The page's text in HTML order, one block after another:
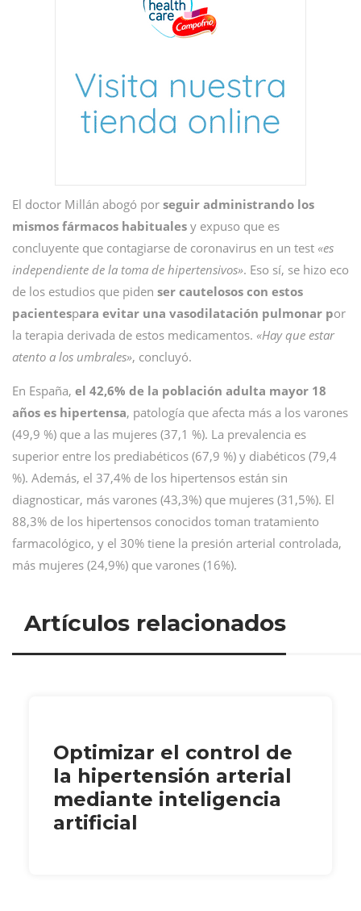
El doctor Millán abogó por seguir administrando los
mismos fármacos habituales y expuso que es
concluyente que contagiarse de coronavirus en un test «es
independiente de la toma de hipertensivos». Eso sí, se hizo eco
de los estudios que piden ser cautelosos con estos
pacientespara evitar una vasodilatación pulmonar por
la terapia derivada de estos medicamentos. «Hay que estar
atento a los umbrales», concluyó.
En España, el 42,6% de la población adulta mayor 18
años es hipertensa, patología que afecta más a los varones
(49,9 %) que a las mujeres (37,1 %). La prevalencia es
superior entre los prediabéticos (67,9 %) y diabéticos (79,4
%). Además, el 37,4% de los hipertensos están sin
diagnosticar, más varones (43,3%) que mujeres (31,5%). El
88,3% de los hipertensos conocidos toman tratamiento
farmacológico, y el 30% tiene la presión arterial controlada,
más mujeres (24,9%) que varones (16%).
Artículos relacionados
Optimizar el control de
la hipertensión arterial
mediante inteligencia
artificial